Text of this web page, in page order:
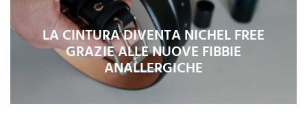
LA CINTURA DIVENTA NICHEL FREE
GRAZIE ALLE NUOVE FIBBIE
ANALLERGICHE